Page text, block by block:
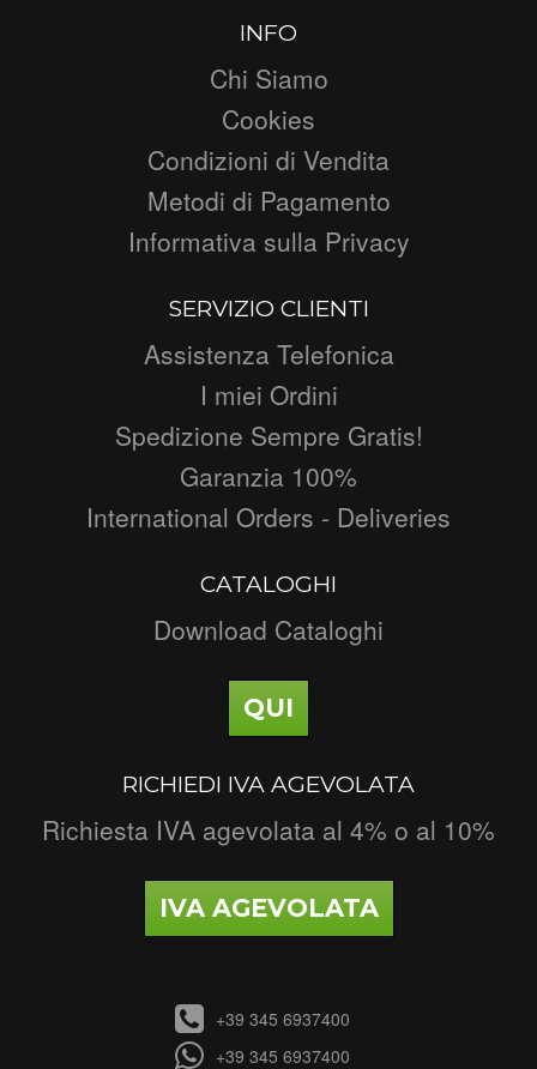
INFO
Chi Siamo
Cookies
Condizioni di Vendita
Metodi di Pagamento
Informativa sulla Privacy
SERVIZIO CLIENTI
Assistenza Telefonica
I miei Ordini
Spedizione Sempre Gratis!
Garanzia 100%
International Orders - Deliveries
CATALOGHI
Download Cataloghi
QUI
RICHIEDI IVA AGEVOLATA
Richiesta IVA agevolata al 4% o al 10%
IVA AGEVOLATA
+39 345 6937400
+39 345 6937400